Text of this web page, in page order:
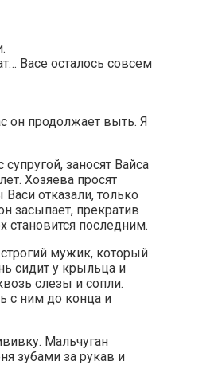
Васе осталось совсем
он продолжает выть. Я
заносят Вайса
Хозяева просят
отказали, только
засыпает, прекратив
становится последним.
мужик, который
сидит у крыльца и
слезы и сопли.
с ним до конца и
Мальчуган
зубами за рукав и